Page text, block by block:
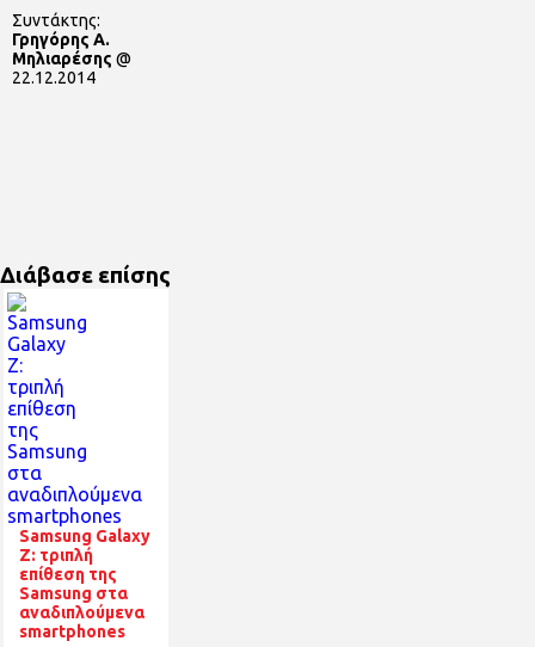
Συντάκτης:
Γρηγόρης Α.
Μηλιαρέσης @
22.12.2014
Διάβασε επίσης
Samsung Galaxy
Z: τριπλή
επίθεση της
Samsung στα
αναδιπλούμενα
smartphones